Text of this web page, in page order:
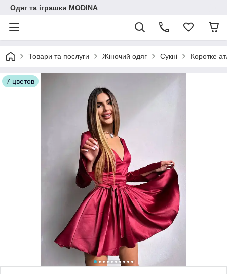
Одяг та іграшки MODINA
Товари та послуги Жіночий одяг Сукні Коротке
7 цветов